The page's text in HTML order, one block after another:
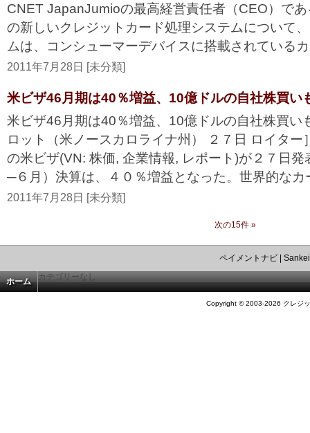
CNET JapanJumioの最高経営責任者（CEO）で
の新しいクレジットカード処理システムについて
ムは、コンシューマーデバイスに搭載されている
2011年7月28日 [未分類]
米ビザ46月期は40％増益、10億ドルの自社株買い
米ビザ46月期は40％増益、10億ドルの自社株買い
ロット（米ノースカロライナ州） ２７日 ロイター
の米ビザ(VN: 株価, 企業情報, レポート)が２７日
─６月）決算は、４０％増益となった。世界的なカ
2011年7月28日 [未分類]
次の15件 »
ペイメントナビ|
ホーム カテゴリーなし
Copyright © 2003-2026 クレジ